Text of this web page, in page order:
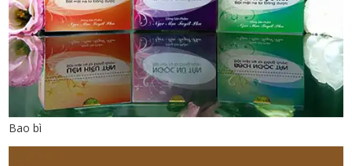
Bao bì